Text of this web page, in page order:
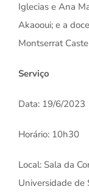
Iglecias e Ana
Akaooui; e a
Montserrat
Serviço
Data: 19/6/2023
Horário: 10h30
Local: Sala da
Universidade de